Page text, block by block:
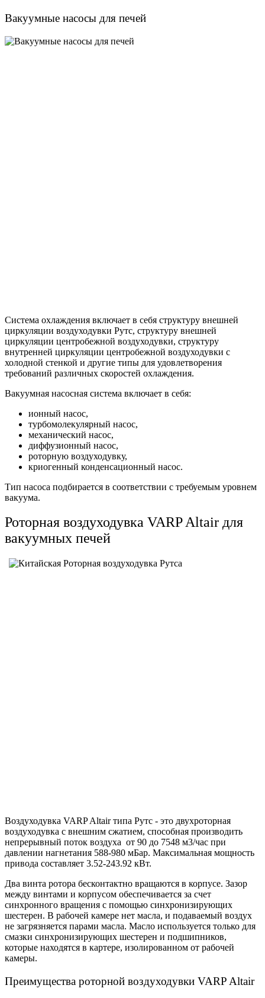
Вакуумные насосы для печей
Система охлаждения включает в себя структуру внешней
циркуляции воздуходувки Рутс, структуру внешней
циркуляции центробежной воздуходувки, структуру
внутренней циркуляции центробежной воздуходувки с
холодной стенкой и другие типы для удовлетворения
требований различных скоростей охлаждения.
Вакуумная насосная система включает в себя:
ионный насос,
турбомолекулярный насос,
механический насос,
диффузионный насос,
роторную воздуходувку,
криогенный конденсационный насос.
Тип насоса подбирается в соответствии с требуемым уровнем
вакуума.
Роторная воздуходувка VARP Altair для
вакуумных печей
Воздуходувка VARP Altair типа Рутс - это двухроторная
воздуходувка с внешним сжатием, способная производить
непрерывный поток воздуха от 90 до 7548 м3/час при
давлении нагнетания 588-980 мБар. Максимальная мощность
привода составляет 3.52-243.92 кВт.
Два винта ротора бесконтактно вращаются в корпусе. Зазор
между винтами и корпусом обеспечивается за счет
синхронного вращения с помощью синхронизирующих
шестерен. В рабочей камере нет масла, и подаваемый воздух
не загрязняется парами масла. Масло используется только для
смазки синхронизирующих шестерен и подшипников,
которые находятся в картере, изолированном от рабочей
камеры.
Преимущества роторной воздуходувки VARP Altair